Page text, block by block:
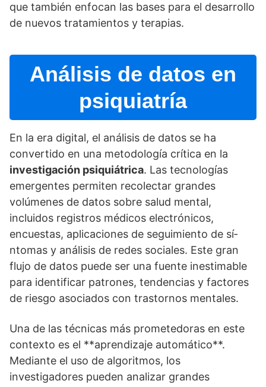
que también enfocan las bases para el desarrollo
de nuevos tratamientos y terapias.
Análisis de datos en
psiquiatrí­a
En la era digital, el análisis de datos se ha
convertido en una metodologí­a crí­tica en la
investigación psiquiátrica. Las tecnologí­as
emergentes permiten recolectar grandes
volúmenes de datos sobre salud mental,
incluidos registros médicos electrónicos,
encuestas, aplicaciones de seguimiento de sí­
ntomas y análisis de redes sociales. Este gran
flujo de datos puede ser una fuente inestimable
para identificar patrones, tendencias y factores
de riesgo asociados con trastornos mentales.
Una de las técnicas más prometedoras en este
contexto es el **aprendizaje automático**.
Mediante el uso de algoritmos, los
investigadores pueden analizar grandes